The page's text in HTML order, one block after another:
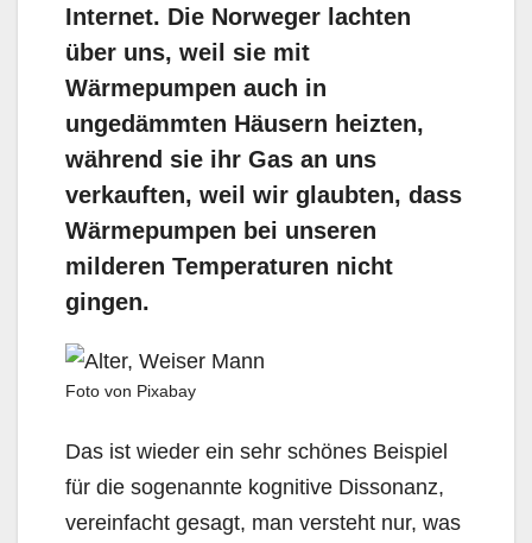
Internet. Die Norweger lachten
über uns, weil sie mit
Wärmepumpen auch in
ungedämmten Häusern heizten,
während sie ihr Gas an uns
verkauften, weil wir glaubten, dass
Wärmepumpen bei unseren
milderen Temperaturen nicht
gingen.
Foto von Pixabay
Das ist wieder ein sehr schönes Beispiel
für die sogenannte kognitive Dissonanz,
vereinfacht gesagt, man versteht nur, was